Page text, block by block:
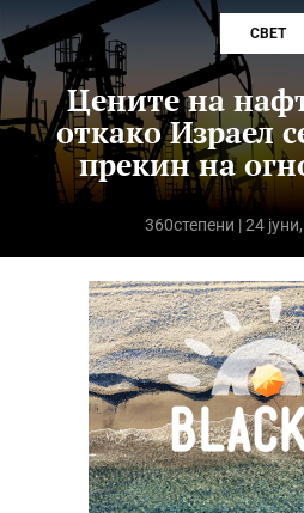
СВЕТ
Цените на
откако Израел
прекин на
360степени | 24